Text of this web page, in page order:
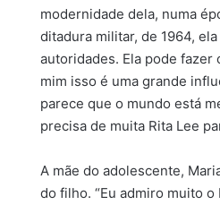
modernidade dela, numa
ditadura militar, de 1964,
autoridades. Ela pode fazer
mim isso é uma grande
parece que o mundo está
precisa de muita Rita Lee
A mãe do adolescente,
do filho. “Eu admiro muito o